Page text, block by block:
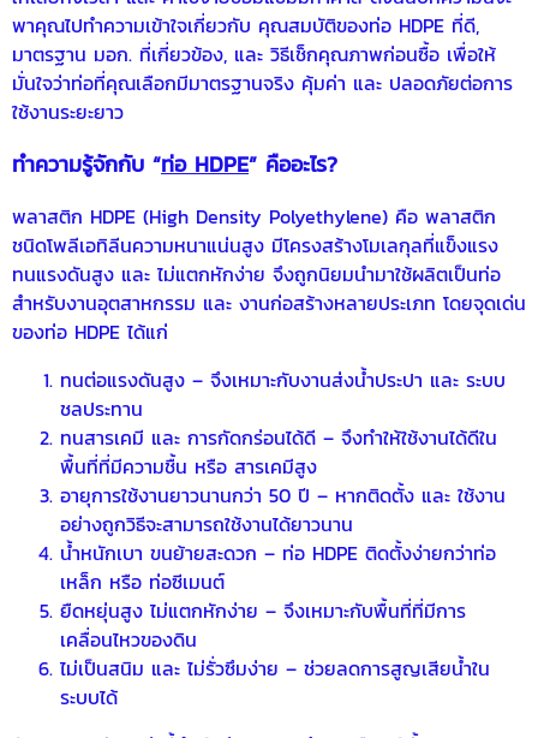
พาคุณไปทำความเข้าใจเกี่ยวกับ คุณสมบัติของท่อ HDPE ที่ดี,
มาตรฐาน มอก. ที่เกี่ยวข้อง, และ วิธีเช็กคุณภาพก่อนซื้อ เพื่อให้
มั่นใจว่าท่อที่คุณเลือกมีมาตรฐานจริง คุ้มค่า และ ปลอดภัยต่อการ
ใช้งานระยะยาว
ทำความรู้จักกับ “ท่อ HDPE” คืออะไร?
พลาสติก HDPE (High Density Polyethylene) คือ พลาสติก
ชนิดโพลีเอทิลีนความหนาแน่นสูง มีโครงสร้างโมเลกุลที่แข็งแรง
ทนแรงดันสูง และ ไม่แตกหักง่าย จึงถูกนิยมนำมาใช้ผลิตเป็นท่อ
สำหรับงานอุตสาหกรรม และ งานก่อสร้างหลายประเภท โดยจุดเด่น
ของท่อ HDPE ได้แก่
ทนต่อแรงดันสูง – จึงเหมาะกับงานส่งน้ำประปา และ ระบบ
ชลประทาน
ทนสารเคมี และ การกัดกร่อนได้ดี – จึงทำให้ใช้งานได้ดีใน
พื้นที่ที่มีความชื้น หรือ สารเคมีสูง
อายุการใช้งานยาวนานกว่า 50 ปี – หากติดตั้ง และ ใช้งาน
อย่างถูกวิธีจะสามารถใช้งานได้ยาวนาน
น้ำหนักเบา ขนย้ายสะดวก – ท่อ HDPE ติดตั้งง่ายกว่าท่อ
เหล็ก หรือ ท่อซีเมนต์
ยืดหยุ่นสูง ไม่แตกหักง่าย – จึงเหมาะกับพื้นที่ที่มีการ
เคลื่อนไหวของดิน
ไม่เป็นสนิม และ ไม่รั่วซึมง่าย – ช่วยลดการสูญเสียน้ำใน
ระบบได้